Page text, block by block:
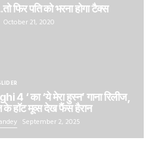
फिर पति को भरना होगा टैक्स
October 21, 2020
4 ‘ का ‘ये मेरा हुस्न’ गाना रिलीज,
के हॉट मूव्स देख फैंस हैरान
September 2, 2025